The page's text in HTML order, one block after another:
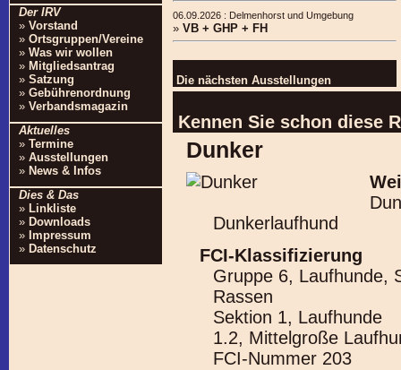
Der IRV
» Vorstand
» Ortsgruppen/Vereine
» Was wir wollen
» Mitgliedsantrag
» Satzung
» Gebührenordnung
» Verbandsmagazin
Aktuelles
» Termine
» Ausstellungen
» News & Infos
Dies & Das
» Linkliste
» Downloads
» Impressum
» Datenschutz
06.09.2026 : Delmenhorst und Umgebung
» VB + GHP + FH
Die nächsten Ausstellungen
Kennen Sie schon diese
Dunker
Dunkerlaufhund
FCI-Klassifizierung
Gruppe 6, Laufhunde,
Rassen
Sektion 1, Laufhunde
1.2, Mittelgroße
FCI-Nummer 203